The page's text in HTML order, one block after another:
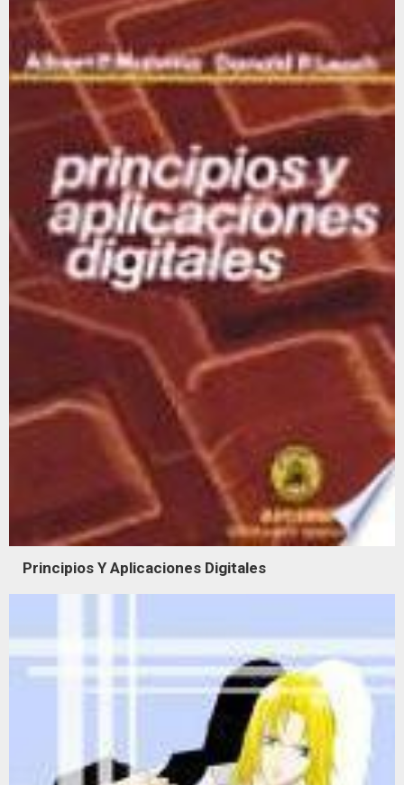
Principios Y Aplicaciones Digitales